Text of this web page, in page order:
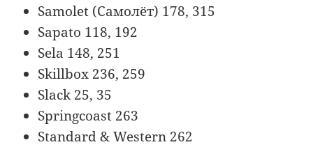
Samolet (Самолёт) 178, 315
Sapato 118, 192
Sela 148, 251
Skillbox 236, 259
Slack 25, 35
Springcoast 263
Standard & Western 262